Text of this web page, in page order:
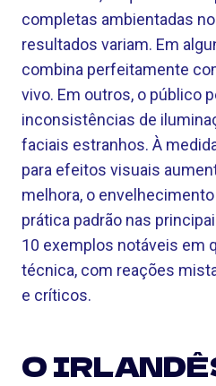
completas ambientadas
resultados variam. Em
combina perfeitamente
vivo. Em outros, o público
inconsistências de
faciais estranhos. À
para efeitos visuais
melhora, o
prática padrão nas
10 exemplos notáveis ​​em
técnica, com reações
e críticos.
O